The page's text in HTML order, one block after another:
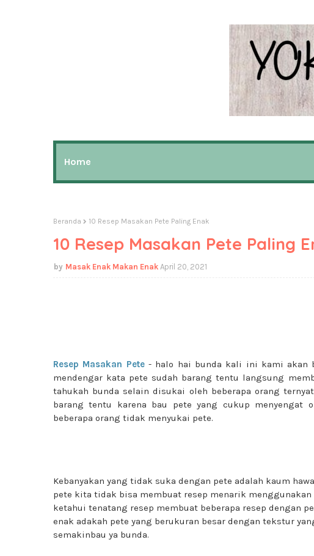
Home
Beranda 10 Resep Masakan Pete Paling Enak
10 Resep Masakan Pete Paling
Masak Enak Makan Enak April 20, 2021
Resep Masakan Pete- halo hai bunda kali ini kami akan
mendengar kata pete sudah barang tentu langsung
tahukah bunda selain disukai oleh beberapa orang
barang tentu karena bau pete yang cukup
beberapa orang tidak menyukai pete.
Kebanyakan yang tidak suka dengan pete adalah kaum
pete kita tidak bisa membuat resep menarik menggunakan
ketahui tenatang resep membuat beberapa resep dengan
enak adakah pete yang berukuran besar dengan tekstur
semakinbau ya bunda.